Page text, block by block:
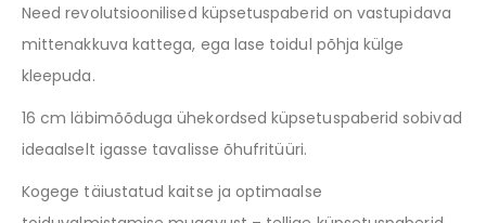
Need revolutsioonilised küpsetuspaberid on vastupidava
mittenakkuva kattega, ega lase toidul põhja külge
kleepuda.
16 cm läbimõõduga ühekordsed küpsetuspaberid sobivad
ideaalselt igasse tavalisse õhufritüüri.
Kogege täiustatud kaitse ja optimaalse